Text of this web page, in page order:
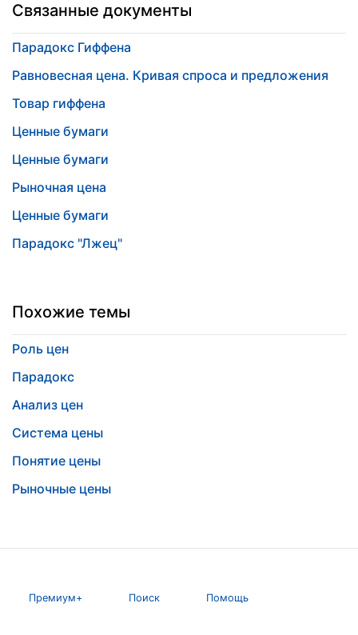
Связанные документы
Парадокс Гиффена
Равновесная цена. Кривая спроса и предложения
Товар гиффена
Ценные бумаги
Ценные бумаги
Рыночная цена
Ценные бумаги
Парадокс "Лжец"
Похожие темы
Роль цен
Парадокс
Анализ цен
Система цены
Понятие цены
Рыночные цены
Премиум+ Поиск Помощь